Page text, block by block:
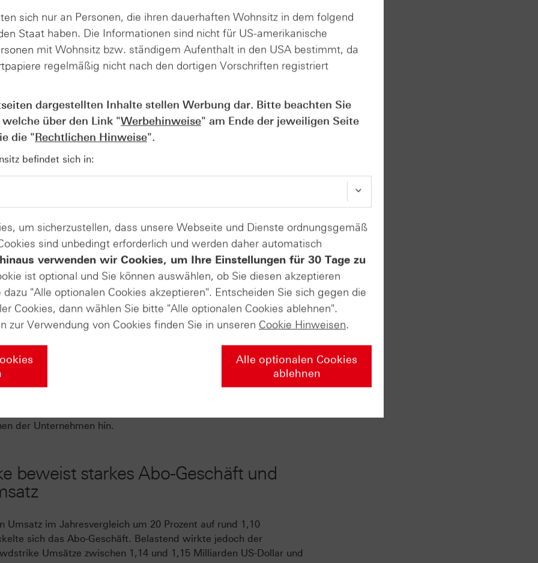
Produkte auf
EUR/USD
deutet auf mögliche
zweiten monatlichen Anstieg der Auftragseingänge in Folge. Die
um 0,6 Prozent gegenüber dem Vormonat. Bereits im März
teils durch Vorzieheffekte aufgrund von US-
im Bereich Datenverarbeitungsgeräte und optische
legte zu. Rückgänge gab es hingegen beim
Pharmaindustrie. Die Inlandsnachfrage wuchs um rund 2,2
um 0,3 Prozent sank. Das Bundeswirtschaftsministerium
sei offen, ob sich der positive Trend fortsetzt.
im Mai deutlicher als erwartet
überraschend stark gesunken. Nach Angaben des
dem Vormonat um rund 3,7 Prozent.
nach Transportgütern. Bereinigt um diesen Bereich
Prozent. Die Bestellungen langlebiger Güter ginge laut zweiter
legten die Aufträge für langlebige Güter ohne Transportmittel
zivile Kapitalgüter ohne Flugzeuge fiel auf rund 1,5 Prozent
der Unternehmen hin.
beweist starkes Abo-Geschäft und
im Jahresvergleich um 20 Prozent auf rund 1,10
sich das Abo-Geschäft. Belastend wirkte jedoch der
Umsätze zwischen 1,14 und 1,15 Milliarden US-Dollar und
sich nur an Personen, die ihren dauerhaften Wohnsitz in dem folgend
Staat haben. Die Informationen sind nicht für US-amerikanische
mit Wohnsitz bzw. ständigem Aufenthalt in den USA bestimmt, da
regelmäßig nicht nach den dortigen Vorschriften registriert
dargestellten Inhalte stellen Werbung dar. Bitte beachten Sie
über den Link "Werbehinweise" am Ende der jeweiligen Seite
die "Rechtlichen Hinweise".
befindet sich in:
um sicherzustellen, dass unsere Webseite und Dienste ordnungsgemäß
sind unbedingt erforderlich und werden daher automatisch
verwenden wir Cookies, um Ihre Einstellungen für 30 Tage zu
ist optional und Sie können auswählen, ob Sie diesen akzeptieren
"Alle optionalen Cookies akzeptieren". Entscheiden Sie sich gegen die
Cookies, dann wählen Sie bitte "Alle optionalen Cookies ablehnen".
zur Verwendung von Cookies finden Sie in unseren Cookie Hinweisen.
Alle optionalen Cookies
ablehnen